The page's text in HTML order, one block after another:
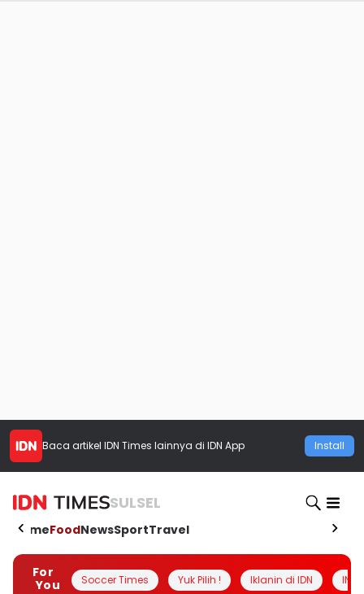
Baca artikel IDN Times lainnya di IDN App Install
SULSEL
HomeFoodNewsSportTravel
For
You
Soccer Times Yuk Pilih ! Iklanin di IDN